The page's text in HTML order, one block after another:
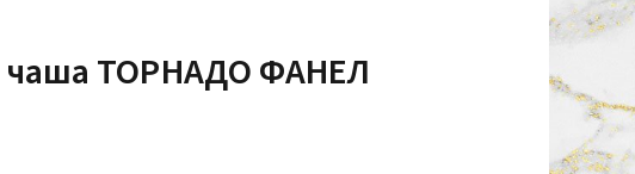
чаша ТОРНАДО ФАНЕЛ